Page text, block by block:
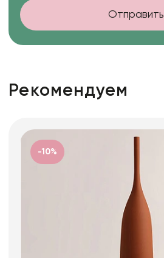
Отправить
Рекомендуем
-10%